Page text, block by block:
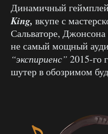
Динамичный
King, вкупе с
Сальваторе,
не самый мощный
“экспириенс” 2015-го
шутер в обозримом